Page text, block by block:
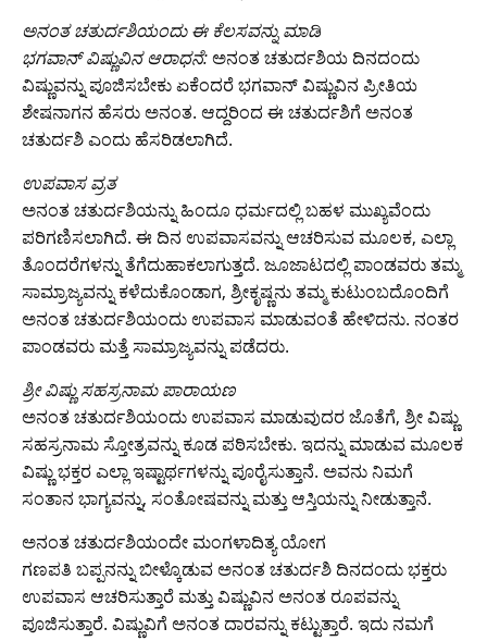
​ಅನಂತ ಚತುರ್ದಶಿಯಂದು ಈ ಕೆಲಸವನ್ನು ಮಾಡಿ
ಭಗವಾನ್ ವಿಷ್ಣುವಿನ ಆರಾಧನೆ:ಅನಂತ ಚತುರ್ದಶಿಯ ದಿನದಂದು
ವಿಷ್ಣುವನ್ನು ಪೂಜಿಸಬೇಕು ಏಕೆಂದರೆ ಭಗವಾನ್ ವಿಷ್ಣುವಿನ ಪ್ರೀತಿಯ
ಶೇಷನಾಗನ ಹೆಸರು ಅನಂತ. ಆದ್ದರಿಂದ ಈ ಚತುರ್ದಶಿಗೆ ಅನಂತ
ಚತುರ್ದಶಿ ಎಂದು ಹೆಸರಿಡಲಾಗಿದೆ.
​ಉಪವಾಸ ವ್ರತ
ಅನಂತ ಚತುರ್ದಶಿಯನ್ನು ಹಿಂದೂ ಧರ್ಮದಲ್ಲಿ ಬಹಳ ಮುಖ್ಯವೆಂದು
ಪರಿಗಣಿಸಲಾಗಿದೆ. ಈ ದಿನ ಉಪವಾಸವನ್ನು ಆಚರಿಸುವ ಮೂಲಕ, ಎಲ್ಲಾ
ತೊಂದರೆಗಳನ್ನು ತೆಗೆದುಹಾಕಲಾಗುತ್ತದೆ. ಜೂಜಾಟದಲ್ಲಿ ಪಾಂಡವರು ತಮ್ಮ
ಸಾಮ್ರಾಜ್ಯವನ್ನು ಕಳೆದುಕೊಂಡಾಗ, ಶ್ರೀಕೃಷ್ಣನು ತಮ್ಮ ಕುಟುಂಬದೊಂದಿಗೆ
ಅನಂತ ಚತುರ್ದಶಿಯಂದು ಉಪವಾಸ ಮಾಡುವಂತೆ ಹೇಳಿದನು. ನಂತರ
ಪಾಂಡವರು ಮತ್ತೆ ಸಾಮ್ರಾಜ್ಯವನ್ನು ಪಡೆದರು.
​ಶ್ರೀ ವಿಷ್ಣು ಸಹಸ್ರನಾಮ ಪಾರಾಯಣ
ಅನಂತ ಚತುರ್ದಶಿಯಂದು ಉಪವಾಸ ಮಾಡುವುದರ ಜೊತೆಗೆ, ಶ್ರೀ ವಿಷ್ಣು
ಸಹಸ್ರನಾಮ ಸ್ತೋತ್ರವನ್ನು ಕೂಡ ಪಠಿಸಬೇಕು. ಇದನ್ನು ಮಾಡುವ ಮೂಲಕ
ವಿಷ್ಣು ಭಕ್ತರ ಎಲ್ಲಾ ಇಷ್ಟಾರ್ಥಗಳನ್ನು ಪೂರೈಸುತ್ತಾನೆ. ಅವನು ನಿಮಗೆ
ಸಂತಾನ ಭಾಗ್ಯವನ್ನು, ಸಂತೋಷವನ್ನು ಮತ್ತು ಆಸ್ತಿಯನ್ನು ನೀಡುತ್ತಾನೆ.
ಅನಂತ ಚತುರ್ದಶಿಯಂದೇ ಮಂಗಳಾದಿತ್ಯ ಯೋಗ
ಗಣಪತಿ ಬಪ್ಪನನ್ನು ಬೀಳ್ಕೊಡುವ ಅನಂತ ಚತುರ್ದಶಿ ದಿನದಂದು ಭಕ್ತರು
ಉಪವಾಸ ಆಚರಿಸುತ್ತಾರೆ ಮತ್ತು ವಿಷ್ಣುವಿನ ಅನಂತ ರೂಪವನ್ನು
ಪೂಜಿಸುತ್ತಾರೆ. ವಿಷ್ಣುವಿಗೆ ಅನಂತ ದಾರವನ್ನು ಕಟ್ಟುತ್ತಾರೆ. ಇದು ನಮಗೆ